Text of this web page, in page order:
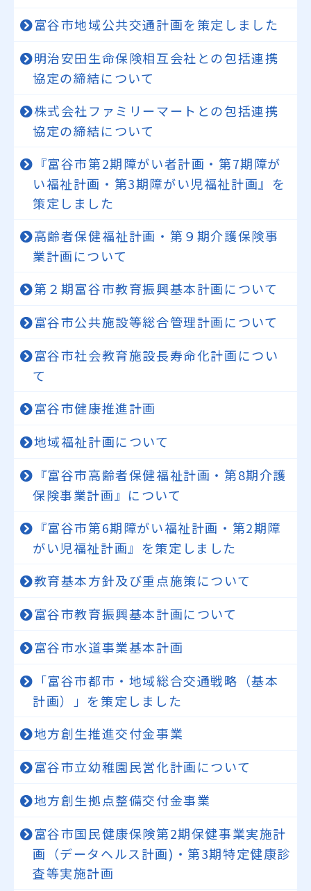
富谷市地域公共交通計画を策定しました
明治安田生命保険相互会社との包括連携
協定の締結について
株式会社ファミリーマートとの包括連携
協定の締結について
『富谷市第2期障がい者計画・第7期障が
い福祉計画・第3期障がい児福祉計画』を
策定しました
高齢者保健福祉計画・第９期介護保険事
業計画について
第２期富谷市教育振興基本計画について
富谷市公共施設等総合管理計画について
富谷市社会教育施設長寿命化計画につい
て
富谷市健康推進計画
地域福祉計画について
『富谷市高齢者保健福祉計画・第8期介護
保険事業計画』について
『富谷市第6期障がい福祉計画・第2期障
がい児福祉計画』を策定しました
教育基本方針及び重点施策について
富谷市教育振興基本計画について
富谷市水道事業基本計画
「富谷市都市・地域総合交通戦略（基本
計画）」を策定しました
地方創生推進交付金事業
富谷市立幼稚園民営化計画について
地方創生拠点整備交付金事業
富谷市国民健康保険第2期保健事業実施計
画（データヘルス計画)・第3期特定健康診
査等実施計画